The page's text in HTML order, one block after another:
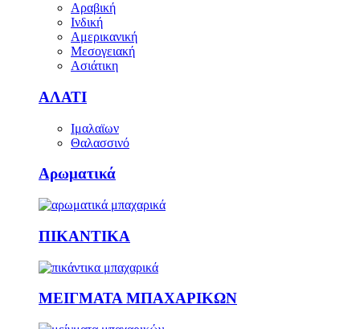
Αραβική
Ινδική
Αμερικανική
Μεσογειακή
Ασιάτικη
ΑΛΑΤΙ
Ιμαλαϊων
Θαλασσινό
Αρωματικά
ΠΙΚΑΝΤΙΚΑ
ΜΕΙΓΜΑΤΑ ΜΠΑΧΑΡΙΚΩΝ